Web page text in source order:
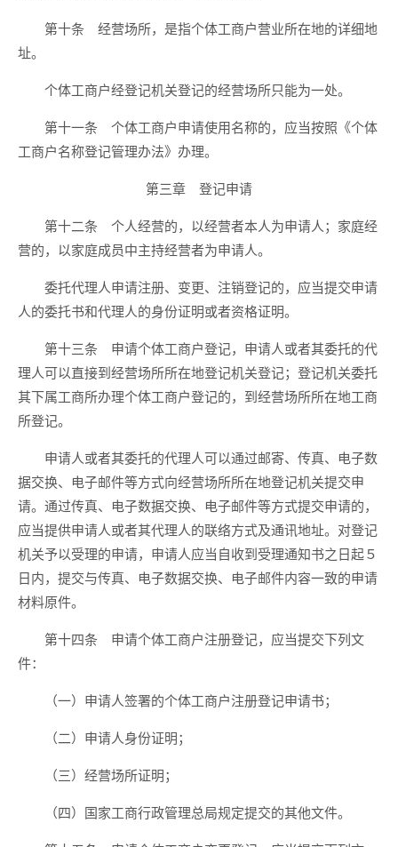
第十条 经营场所，是指个体工商户营业所在地的详细地
址。
个体工商户经登记机关登记的经营场所只能为一处。
第十一条 个体工商户申请使用名称的，应当按照《个体
工商户名称登记管理办法》办理。
第三章 登记申请
第十二条 个人经营的，以经营者本人为申请人；家庭经
营的，以家庭成员中主持经营者为申请人。
委托代理人申请注册、变更、注销登记的，应当提交申请
人的委托书和代理人的身份证明或者资格证明。
第十三条 申请个体工商户登记，申请人或者其委托的代
理人可以直接到经营场所所在地登记机关登记；登记机关委托
其下属工商所办理个体工商户登记的，到经营场所所在地工商
所登记。
申请人或者其委托的代理人可以通过邮寄、传真、电子数
据交换、电子邮件等方式向经营场所所在地登记机关提交申
请。通过传真、电子数据交换、电子邮件等方式提交申请的，
应当提供申请人或者其代理人的联络方式及通讯地址。对登记
机关予以受理的申请，申请人应当自收到受理通知书之日起５
日内，提交与传真、电子数据交换、电子邮件内容一致的申请
材料原件。
第十四条 申请个体工商户注册登记，应当提交下列文
件：
（一）申请人签署的个体工商户注册登记申请书；
（二）申请人身份证明；
（三）经营场所证明；
（四）国家工商行政管理总局规定提交的其他文件。